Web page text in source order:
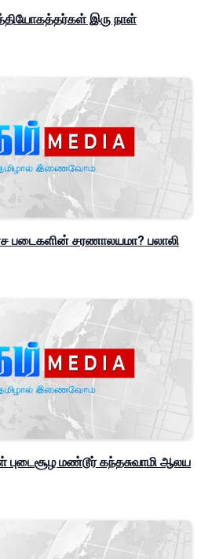
இரு நாள்
படைகளின் சரணாலயமா? பலாலி
மண்டூர் கந்தசுவாமி ஆலய